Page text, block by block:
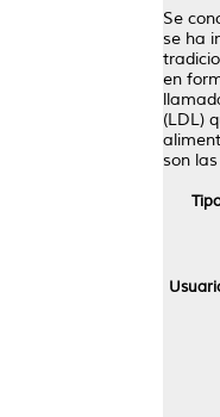
Se
se ha
en
(LDL)
son